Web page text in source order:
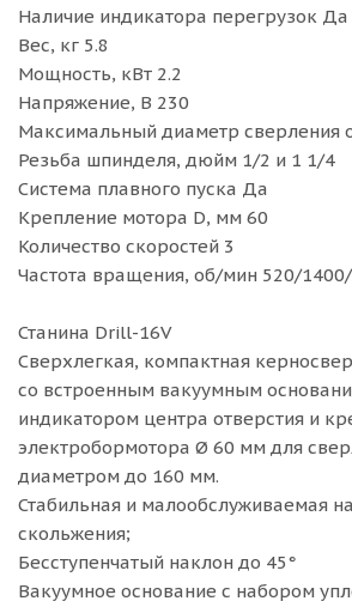
Наличие индикатора перегрузок Да
Вес, кг 5.8
Мощность, кВт 2.2
Напряжение, В 230
Максимальный диаметр сверления
Резьба шпинделя, дюйм 1/2 и 1 1/4
Система плавного пуска Да
Крепление мотора D, мм 60
Количество скоростей 3
Частота вращения, об/мин 520/
Станина Drill-16V
Сверхлегкая, компактная
со встроенным вакуумным
индикатором центра отверстия и
электробормотора Ø 60 мм для
диаметром до 160 мм.
Стабильная и малообслуживаемая
скольжения;
Бесступенчатый наклон до 45°
Вакуумное основание с набором